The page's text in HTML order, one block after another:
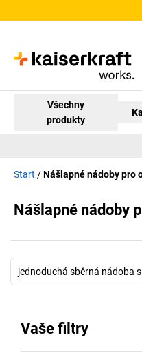
Všechny
produkty
Start Nášlapné nádoby pro
Nášlapné nádoby
jednoduchá sběrná nádoba
Vaše filtry